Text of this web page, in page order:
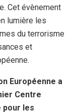
Cet évènement
lumière les
du terrorisme
et
Européenne a
Centre
pour les